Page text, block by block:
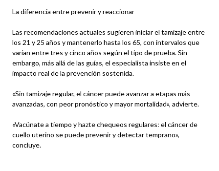
La diferencia entre prevenir y reaccionar
Las recomendaciones actuales sugieren iniciar el tamizaje entre
los 21 y 25 años y mantenerlo hasta los 65, con intervalos que
varían entre tres y cinco años según el tipo de prueba. Sin
embargo, más allá de las guías, el especialista insiste en el
impacto real de la prevención sostenida.
«Sin tamizaje regular, el cáncer puede avanzar a etapas más
avanzadas, con peor pronóstico y mayor mortalidad», advierte.
«Vacúnate a tiempo y hazte chequeos regulares: el cáncer de
cuello uterino se puede prevenir y detectar temprano»,
concluye.